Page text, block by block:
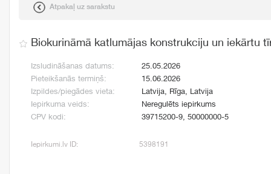
Atpakaļ uz sarakstu
Biokurināmā katlumājas konstrukciju un iekārtu
Izsludināšanas datums:
25.05.2026
Pieteikšanās termiņš:
15.06.2026
Izpildes/piegādes vieta:
Latvija, Rīga, Latvija
Iepirkuma veids:
Neregulēts iepirkums
CPV kodi:
39715200-9, 50000000-5
Iepirkumi.lv ID: 5398191